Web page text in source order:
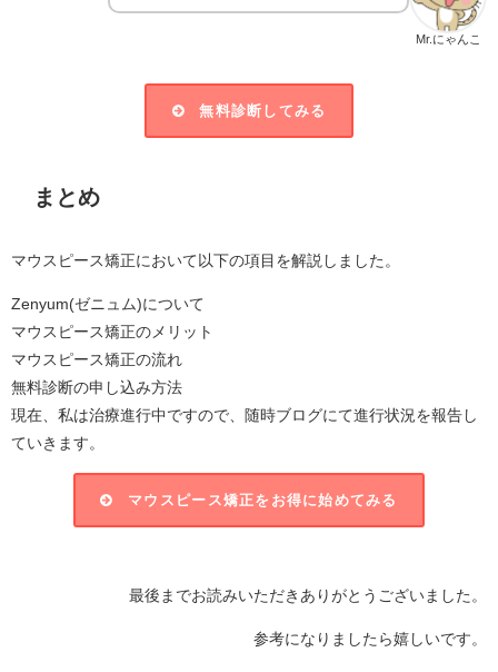
Mr.にゃんこ
無料診断してみる
まとめ
マウスピース矯正において以下の項目を解説しました。
Zenyum(ゼニュム)について
マウスピース矯正のメリット
マウスピース矯正の流れ
無料診断の申し込み方法
現在、私は治療進行中ですので、随時ブログにて進行状況を報告し
ていきます。
マウスピース矯正をお得に始めてみる
最後までお読みいただきありがとうございました。
参考になりましたら嬉しいです。